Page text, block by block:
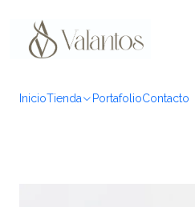
InicioTienda PortafolioContacto